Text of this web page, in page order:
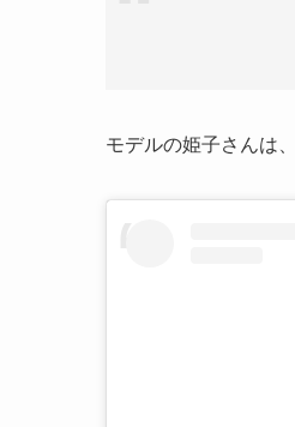
モデルの姫子さんは